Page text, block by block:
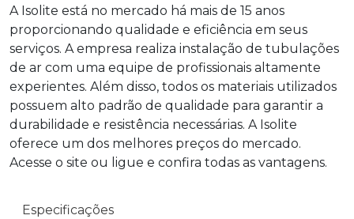
A Isolite está no mercado há mais de 15 anos
proporcionando qualidade e eficiência em seus
serviços. A empresa realiza instalação de tubulações
de ar com uma equipe de profissionais altamente
experientes. Além disso, todos os materiais utilizados
possuem alto padrão de qualidade para garantir a
durabilidade e resistência necessárias. A Isolite
oferece um dos melhores preços do mercado.
Acesse o site ou ligue e confira todas as vantagens.
Especificações